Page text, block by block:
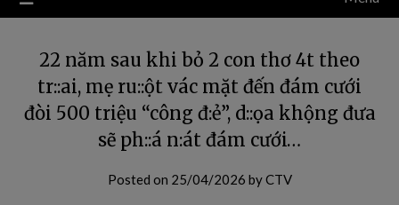
22 năm sau khi bỏ 2 con thơ 4t theo
tr::ai, mẹ ru::ột vác mặt đến đám cưới
đòi 500 triệu “công đ:ẻ”, d::ọa khộng đưa
sẽ ph::á n:át đám cưới…
Posted on 25/04/2026 byCTV